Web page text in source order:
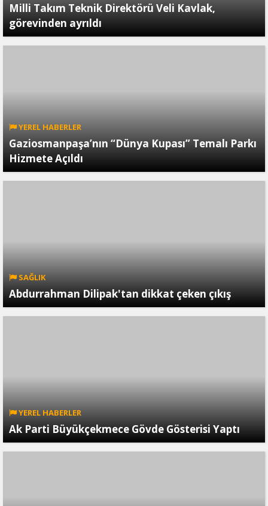
Milli Takım Teknik Direktörü Veli Kavlak,
görevinden ayrıldı
YEREL HABERLER
Gaziosmanpaşa’nın “Dünya Kupası” Temalı Parkı
Hizmete Açıldı
SAĞLIK
Abdurrahman Dilipak'tan dikkat çeken çıkış
YEREL HABERLER
Ak Parti Büyükçekmece Gövde Gösterisi Yaptı